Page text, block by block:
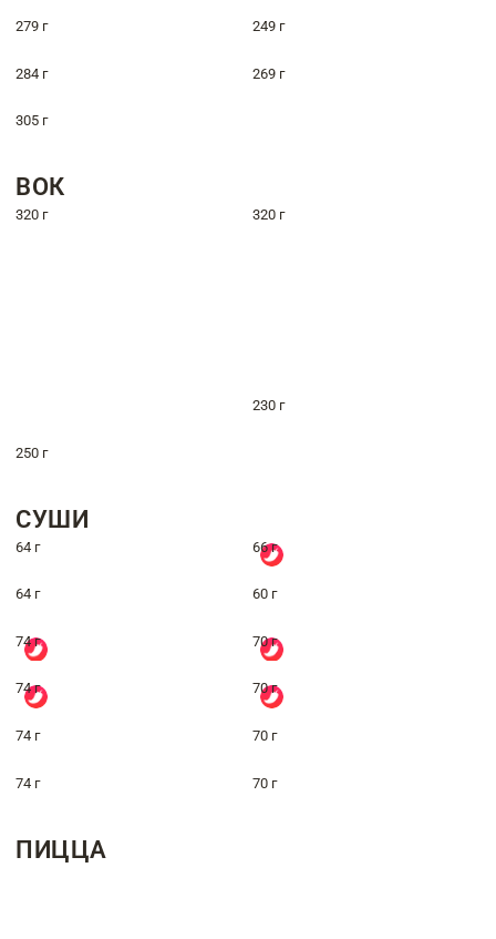
279 г 249 г
284 г 269 г
305 г
ВОК
320 г 320 г
230 г
250 г
СУШИ
64 г 66 г
64 г 60 г
74 г 70 г
74 г 70 г
74 г 70 г
74 г 70 г
ПИЦЦА